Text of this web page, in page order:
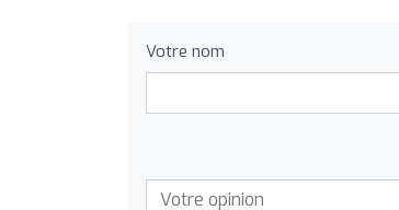
Votre nom